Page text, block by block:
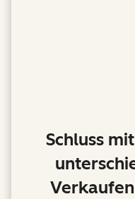
Schluss